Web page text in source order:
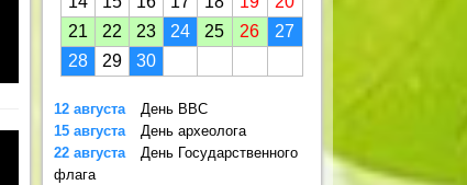
21
22 23 24 25 26
27
28
29 30
12 августа
День ВВС
15 августа
День археолога
22 августа
День Государственного
флага